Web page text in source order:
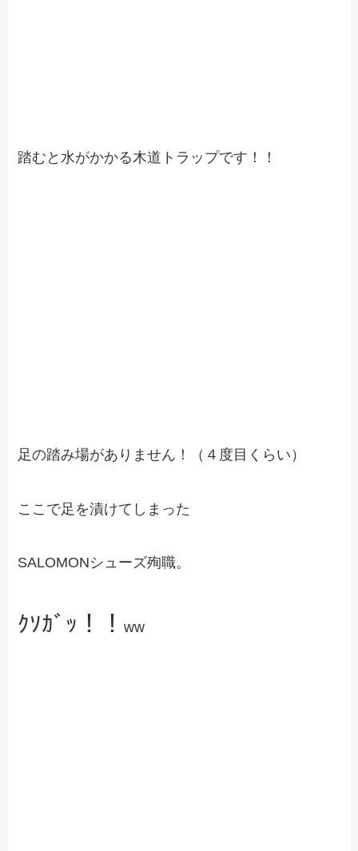
踏むと水がかかる木道トラップです！！
足の踏み場がありません！（４度目くらい）
ここで足を漬けてしまった
SALOMONシューズ殉職。
ｸｿｶﾞｯ！！ww